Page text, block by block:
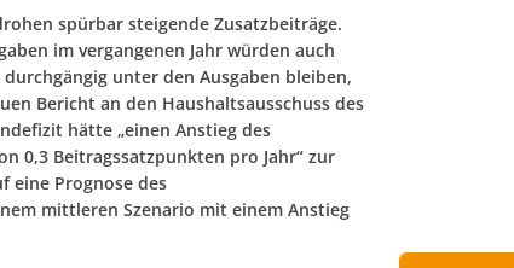
spürbar steigende Zusatzbeiträge.
im vergangenen Jahr würden auch
unter den Ausgaben bleiben,
Bericht an den Haushaltsausschuss des
hätte „einen Anstieg des
0,3 Beitragssatzpunkten pro Jahr“ zur
eine Prognose des
mittleren Szenario mit einem Anstieg